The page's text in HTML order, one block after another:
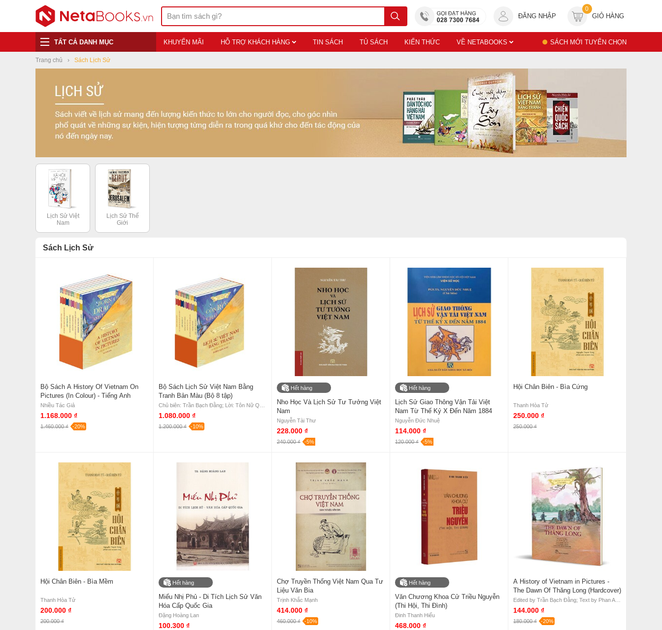
ĐĂNG NHẬP
0
GIỎ HÀNG
TẤT CẢ DANH MỤC KHUYẾN MÃI HỖ TRỢ KHÁCH HÀNG TIN SÁCH TỦ SÁCH KIẾN THỨC VỀ NETABOOKS SÁCH MỚI TUYỂN CHỌN
Trang chủ Sách Lịch Sử
Lịch Sử Việt
Nam
Lịch Sử Thế
Giới
Sách Lịch Sử
Bộ Sách A History Of Vietnam On
Pictures (In Colour) - Tiếng Anh
Nhiều Tác Giả
1.168.000 ₫
1.460.000 ₫ -20%
Bộ Sách Lịch Sử Việt Nam Bằng
Tranh Bản Màu (Bộ 8 tập)
1.080.000 ₫
1.200.000 ₫ -10%
Hết hàng
Nho Học Và Lịch Sử Tư Tưởng Việt
Nam
Nguyễn Tài Thư
228.000 ₫
240.000 ₫ -5%
Hết hàng
Lịch Sử Giao Thông Vận Tải Việt
Nam Từ Thế Kỷ X Đến Năm 1884
Nguyễn Đức Nhuệ
114.000 ₫
120.000 ₫ -5%
Hội Chân Biên - Bìa Cứng
Thanh Hòa Tử
250.000 ₫
250.000 ₫
Hội Chân Biên - Bìa Mềm
Thanh Hòa Tử
200.000 ₫
200.000 ₫
Hết hàng
Miếu Nhị Phủ - Di Tích Lịch Sử Văn
Hóa Cấp Quốc Gia
Đặng Hoàng Lan
100.300 ₫
Chợ Truyền Thống Việt Nam Qua Tư
Liệu Văn Bia
Trịnh Khắc Mạnh
414.000 ₫
460.000 ₫ -10%
Hết hàng
Văn Chương Khoa Cử Triều Nguyễn
(Thi Hội, Thi Đình)
Đinh Thanh Hiếu
468.000 ₫
A History of Vietnam in Pictures -
The Dawn Of Thăng Long (Hardcover)
144.000 ₫
180.000 ₫ -20%